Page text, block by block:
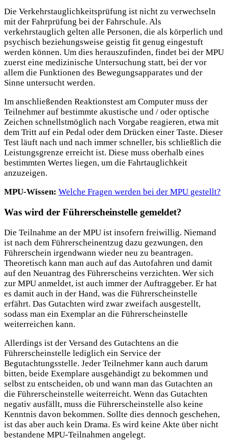
Die Verkehrstauglichkeitsprüfung ist nicht zu verwechseln
mit der Fahrprüfung bei der Fahrschule. Als
verkehrstauglich gelten alle Personen, die als körperlich und
psychisch beziehungsweise geistig fit genug eingestuft
werden können. Um dies herauszufinden, findet bei der MPU
zuerst eine medizinische Untersuchung statt, bei der vor
allem die Funktionen des Bewegungsapparates und der
Sinne untersucht werden.
Im anschließenden Reaktionstest am Computer muss der
Teilnehmer auf bestimmte akustische und / oder optische
Zeichen schnellstmöglich nach Vorgabe reagieren, etwa mit
dem Tritt auf ein Pedal oder dem Drücken einer Taste. Dieser
Test läuft nach und nach immer schneller, bis schließlich die
Leistungsgrenze erreicht ist. Diese muss oberhalb eines
bestimmten Wertes liegen, um die Fahrtauglichkeit
anzuzeigen.
MPU-Wissen: Welche Fragen werden bei der MPU gestellt?
Was wird der Führerscheinstelle gemeldet?
Die Teilnahme an der MPU ist insofern freiwillig. Niemand
ist nach dem Führerscheinentzug dazu gezwungen, den
Führerschein irgendwann wieder neu zu beantragen.
Theoretisch kann man auch auf das Autofahren und damit
auf den Neuantrag des Führerscheins verzichten. Wer sich
zur MPU anmeldet, ist auch immer der Auftraggeber. Er hat
es damit auch in der Hand, was die Führerscheinstelle
erfährt. Das Gutachten wird zwar zweifach ausgestellt,
sodass man ein Exemplar an die Führerscheinstelle
weiterreichen kann.
Allerdings ist der Versand des Gutachtens an die
Führerscheinstelle lediglich ein Service der
Begutachtungsstelle. Jeder Teilnehmer kann auch darum
bitten, beide Exemplare ausgehändigt zu bekommen und
selbst zu entscheiden, ob und wann man das Gutachten an
die Führerscheinstelle weiterreicht. Wenn das Gutachten
negativ ausfällt, muss die Führerscheinstelle also keine
Kenntnis davon bekommen. Sollte dies dennoch geschehen,
ist das aber auch kein Drama. Es wird keine Akte über nicht
bestandene MPU-Teilnahmen angelegt.